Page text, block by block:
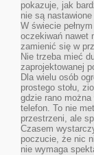
pokazuje, jak
nie są
W świecie
oczekiwań nawet
zamienić się w
Nie trzeba mieć
zaprojektowanej
Dla wielu osób
prostego stołu,
gdzie rano
telefon. To nie
przestrzeni, ale
Czasem
poczucie, że nic
nie wymaga